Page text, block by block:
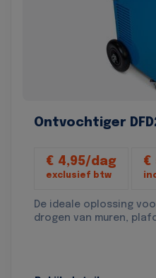
Ontvochtiger
€ 4,95/dag
exclusief btw
€
De ideale oplossing
drogen van muren,